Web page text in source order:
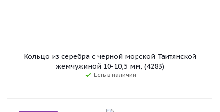
Кольцо из серебра с черной морской Таитянской
жемчужиной 10-10,5 мм, (4283)
Есть в наличии